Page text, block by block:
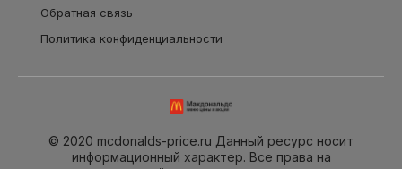
Обратная связь
Политика конфиденциальности
© 2020 mcdonalds-price.ru Данный ресурс носит
информационный характер. Все права на